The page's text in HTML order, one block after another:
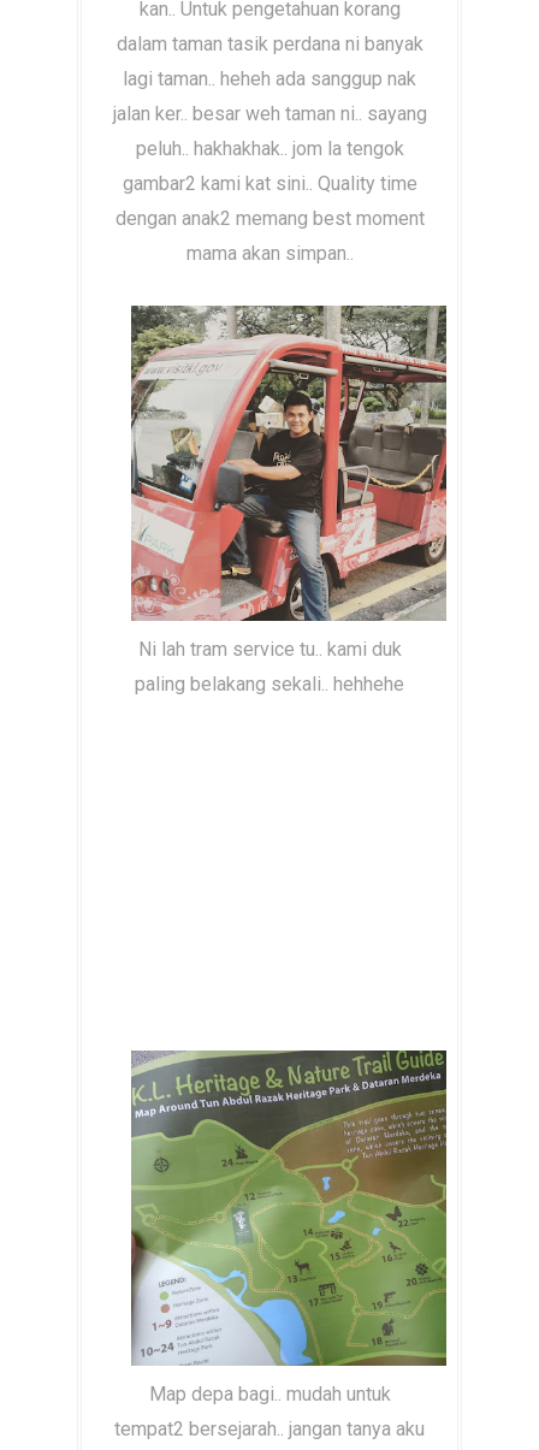
kan.. Untuk pengetahuan korang
dalam taman tasik perdana ni banyak
lagi taman.. heheh ada sanggup nak
jalan ker.. besar weh taman ni.. sayang
peluh.. hakhakhak.. jom la tengok
gambar2 kami kat sini.. Quality time
dengan anak2 memang best moment
mama akan simpan..
Ni lah tram service tu.. kami duk
paling belakang sekali.. hehhehe
Map depa bagi.. mudah untuk
tempat2 bersejarah.. jangan tanya aku